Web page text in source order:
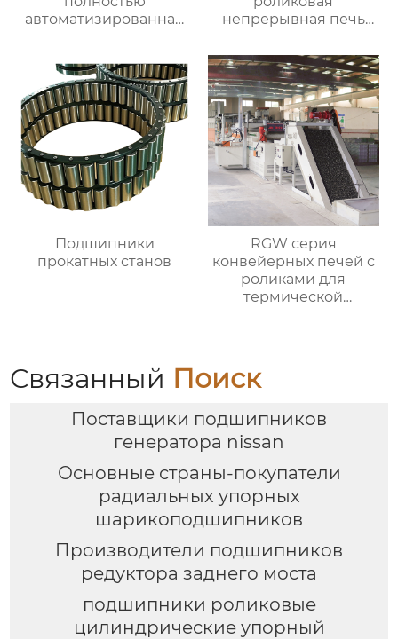
автоматизированная
атмосферой
непрерывная печь
алюминиевых листов
Подшипники
прокатных станов
RGW серия
конвейерных печей с
роликами для
термической
Связанный Поиск
Поставщики подшипников
генератора nissan
Основные страны-покупатели
радиальных упорных
шарикоподшипников
Производители подшипников
редуктора заднего моста
подшипники роликовые
цилиндрические упорный